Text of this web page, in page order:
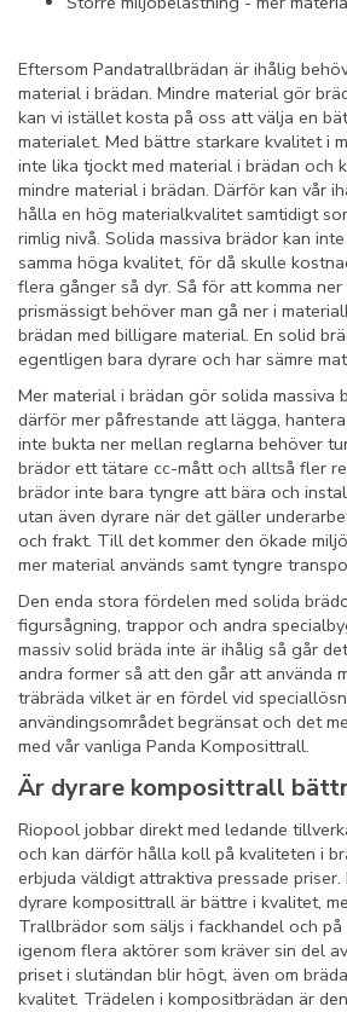
Eftersom Pandatrallbrädan är ihålig
material i brädan. Mindre material gör
kan vi istället kosta på oss att välja en
materialet. Med bättre starkare kvalitet i
inte lika tjockt med material i brädan och
mindre material i brädan. Därför kan vår
hålla en hög materialkvalitet samtidigt
rimlig nivå. Solida massiva brädor kan
samma höga kvalitet, för då skulle
flera gånger så dyr. Så för att komma
prismässigt behöver man gå ner i
brädan med billigare material. En solid
egentligen bara dyrare och har sämre
Mer material i brädan gör solida massiva
därför mer påfrestande att lägga,
inte bukta ner mellan reglarna behöver
brädor ett tätare cc-mått och alltså fler
brädor inte bara tyngre att bära och
utan även dyrare när det gäller
och frakt. Till det kommer den ökade
mer material används samt tyngre
Den enda stora fördelen med solida
figursågning, trappor och andra
massiv solid bräda inte är ihålig så går
andra former så att den går att använda
träbräda vilket är en fördel vid
användingsområdet begränsat och det
med vår vanliga Panda Komposittrall.
Är dyrare komposittrall
Riopool jobbar direkt med ledande
och kan därför hålla koll på kvaliteten i
erbjuda väldigt attraktiva pressade
dyrare komposittrall är bättre i kvalitet,
Trallbrädor som säljs i fackhandel och
igenom flera aktörer som kräver sin del
priset i slutändan blir högt, även om
kvalitet. Trädelen i kompositbrädan är